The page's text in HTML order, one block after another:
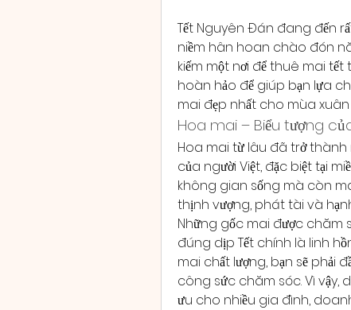
Tết Nguyên Đán đang đến
niềm hân hoan chào đón
kiếm một nơi để thuê mai tết
hoàn hảo để giúp bạn lựa
mai đẹp nhất cho mùa xuân
Hoa mai – Biểu tượng
Hoa mai từ lâu đã trở
của người Việt, đặc biệt tại
không gian sống mà còn
thịnh vượng, phát tài và
Những gốc mai được chăm
đúng dịp Tết chính là linh
mai chất lượng, bạn sẽ phải
công sức chăm sóc. Vì
ưu cho nhiều gia đình,